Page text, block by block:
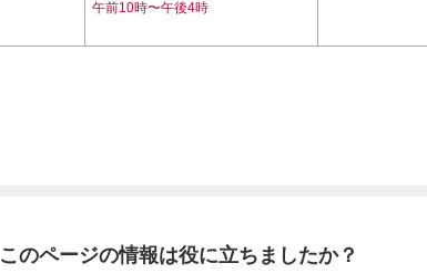
午前10時〜午後4時
このページの情報は役に立ちましたか？